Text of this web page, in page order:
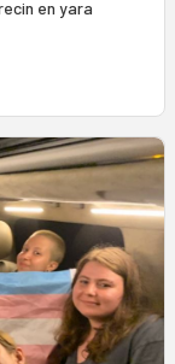
en yara